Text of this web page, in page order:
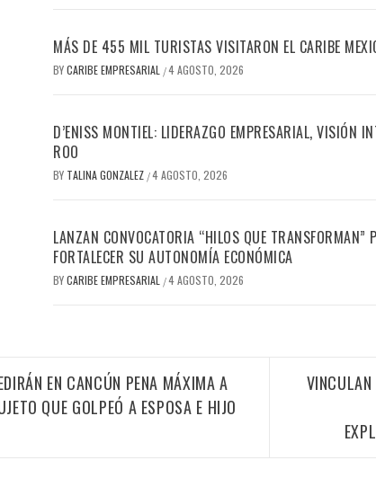
MÁS DE 455 MIL TURISTAS VISITARON EL CARIBE
BYCARIBE EMPRESARIAL /4 AGOSTO, 2026
D’ENISS MONTIEL: LIDERAZGO EMPRESARIAL, VISIÓN
ROO
BY TALINA GONZALEZ /4 AGOSTO, 2026
LANZAN CONVOCATORIA “HILOS QUE
FORTALECER SU AUTONOMÍA ECONÓMICA
BYCARIBE EMPRESARIAL /4 AGOSTO, 2026
EN CANCÚN PENA MÁXIMA A
QUE GOLPEÓ A ESPOSA E HIJO